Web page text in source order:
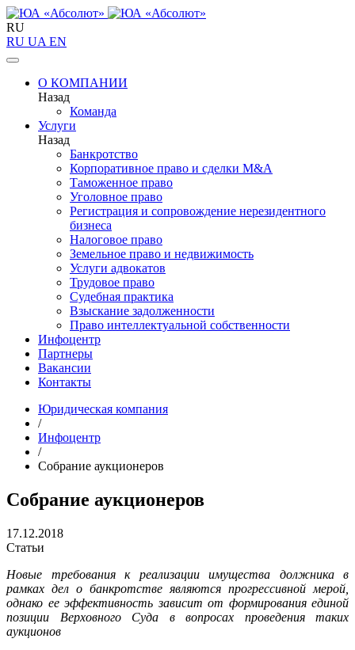
RU
RU UA EN
О КОМПАНИИ
Назад
Команда
Услуги
Назад
Банкротство
Корпоративное право и сделки M&A
Таможенное право
Уголовное право
Регистрация и сопровождение нерезидентного
бизнеса
Налоговое право
Земельное право и недвижимость
Услуги адвокатов
Трудовое право
Судебная практика
Взыскание задолженности
Право интеллектуальной собственности
Инфоцентр
Партнеры
Вакансии
Контакты
Юридическая компания
/
Инфоцентр
/
Собрание аукционеров
Собрание аукционеров
17.12.2018
Статьи
Новые требования к реализации имущества должника в
рамках дел о банкротстве являются прогрессивной мерой,
однако ее эффективность зависит от формирования единой
позиции Верховного Суда в вопросах проведения таких
аукционов